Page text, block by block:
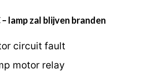
– lamp zal blijven branden
circuit fault
motor relay